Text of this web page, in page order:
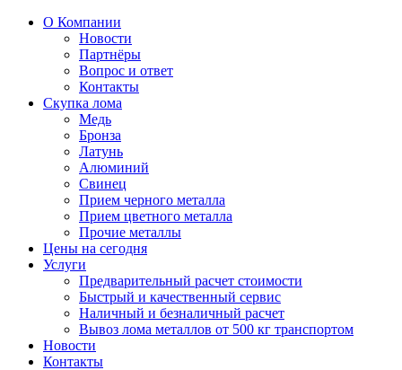
О Компании
Новости
Партнёры
Вопрос и ответ
Контакты
Скупка лома
Медь
Бронза
Латунь
Алюминий
Свинец
Прием черного металла
Прием цветного металла
Прочие металлы
Цены на сегодня
Услуги
Предварительный расчет стоимости
Быстрый и качественный сервис
Наличный и безналичный расчет
Вывоз лома металлов от 500 кг транспортом
Новости
Контакты